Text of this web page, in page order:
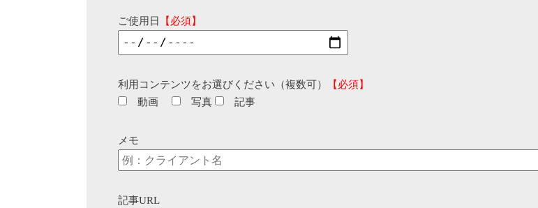
ご使用日 【必須】
利用コンテンツをお選びください（複数可）
【必須】
動画
写真 記事
メモ
記事URL